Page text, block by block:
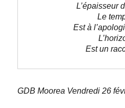
L’épaisseur
Le
Est à
GDB Moorea Vendredi 26